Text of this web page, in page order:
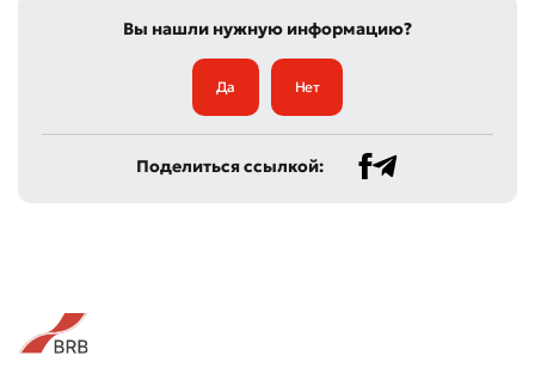
Вы нашли нужную информацию?
Да Нет
Поделиться ссылкой: